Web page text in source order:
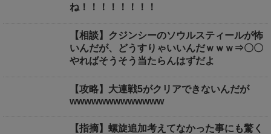
ね！！！！！！！！
【相談】クジンシーのソウルスティールが怖
いんだが、どうすりゃいいんだｗｗｗ⇒〇〇
やればそうそう当たらんはずだよ
【攻略】大連戦5がクリアできないんだが
wwwwwwwwwwwww
【指摘】螺旋追加考えてなかった事にも驚く